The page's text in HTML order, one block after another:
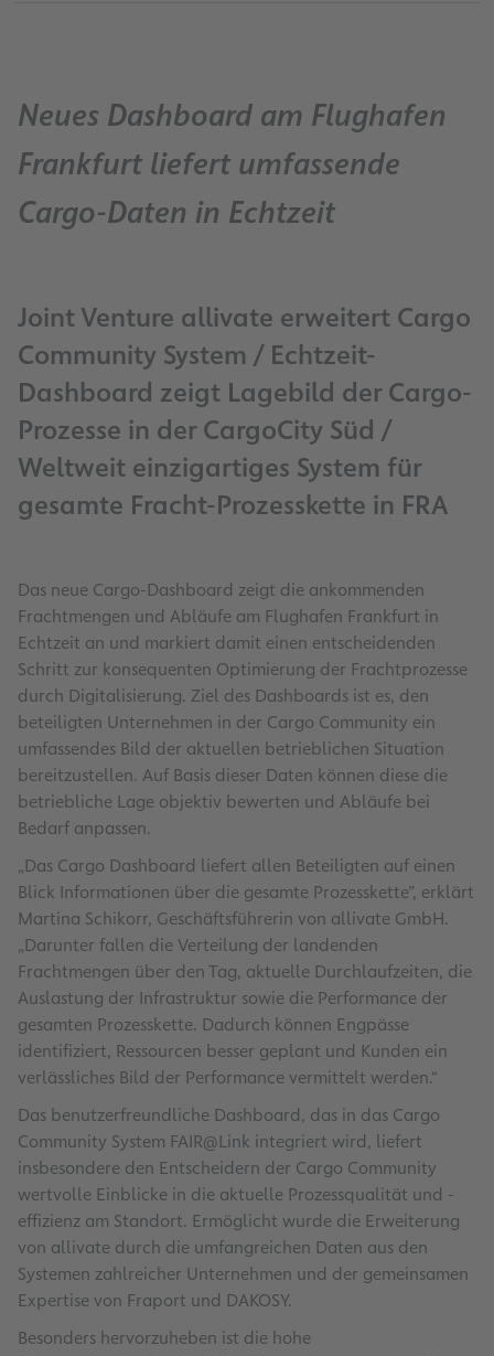
Neues Dashboard am Flughafen
Frankfurt liefert umfassende
Cargo-Daten in Echtzeit
Joint Venture allivate erweitert Cargo
Community System / Echtzeit-
Dashboard zeigt Lagebild der Cargo-
Prozesse in der CargoCity Süd /
Weltweit einzigartiges System für
gesamte Fracht-Prozesskette in FRA
Das neue Cargo-Dashboard zeigt die ankommenden
Frachtmengen und Abläufe am Flughafen Frankfurt in
Echtzeit an und markiert damit einen entscheidenden
Schritt zur konsequenten Optimierung der Frachtprozesse
durch Digitalisierung. Ziel des Dashboards ist es, den
beteiligten Unternehmen in der Cargo Community ein
umfassendes Bild der aktuellen betrieblichen Situation
bereitzustellen. Auf Basis dieser Daten können diese die
betriebliche Lage objektiv bewerten und Abläufe bei
Bedarf anpassen.
„Das Cargo Dashboard liefert allen Beteiligten auf einen
Blick Informationen über die gesamte Prozesskette”, erklärt
Martina Schikorr, Geschäftsführerin von allivate GmbH.
„Darunter fallen die Verteilung der landenden
Frachtmengen über den Tag, aktuelle Durchlaufzeiten, die
Auslastung der Infrastruktur sowie die Performance der
gesamten Prozesskette. Dadurch können Engpässe
identifiziert, Ressourcen besser geplant und Kunden ein
verlässliches Bild der Performance vermittelt werden.“
Das benutzerfreundliche Dashboard, das in das Cargo
Community System FAIR@Link integriert wird, liefert
insbesondere den Entscheidern der Cargo Community
wertvolle Einblicke in die aktuelle Prozessqualität und -
effizienz am Standort. Ermöglicht wurde die Erweiterung
von allivate durch die umfangreichen Daten aus den
Systemen zahlreicher Unternehmen und der gemeinsamen
Expertise von Fraport und DAKOSY.
Besonders hervorzuheben ist die hohe